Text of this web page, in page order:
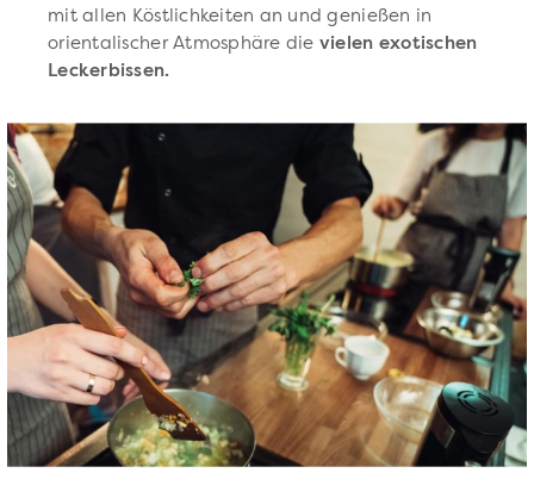
mit allen Köstlichkeiten an und genießen in
orientalischer Atmosphäre die vielen exotischen
Leckerbissen.